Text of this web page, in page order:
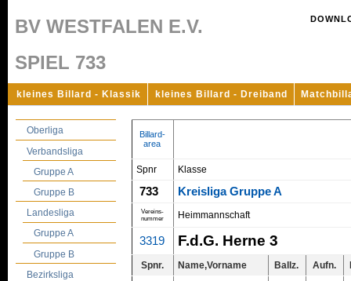
BV WESTFALEN E.V.
SPIEL 733
kleines Billard - Klassik kleines Billard - Dreiband
Oberliga
Verbandsliga
Gruppe A
Gruppe B
Landesliga
Gruppe A
Gruppe B
Bezirksliga
Billard-
area
Spnr Klasse
733 Kreisliga Gruppe A
Vereins-
nummer
Heimmannschaft
3319 F.d.G. Herne 3
Spnr. Name,Vorname Ballz. Aufn.